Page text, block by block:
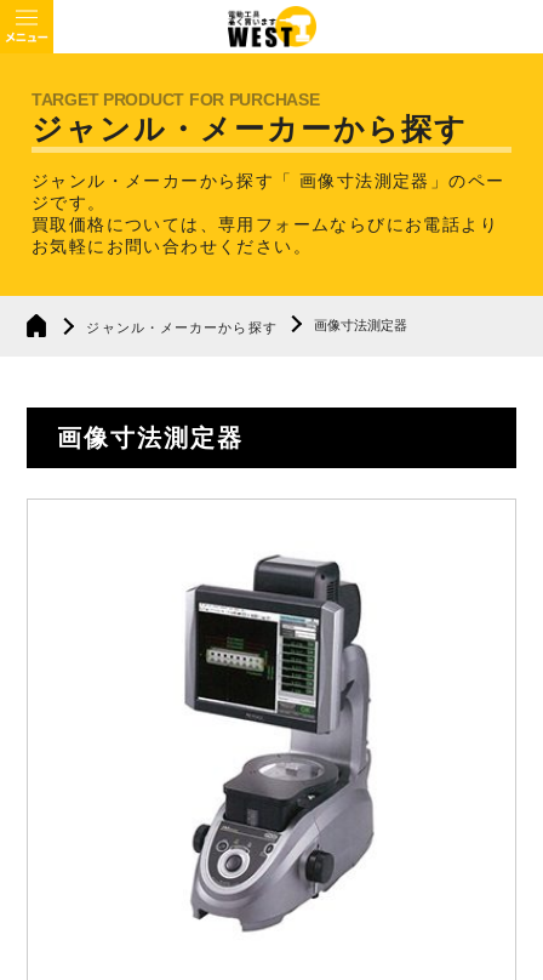
ジャンル・メーカーから探す
ジャンル・メーカーから探す「 画像寸法測定器」のペー
ジです。
買取価格については、専用フォームならびにお電話より
お気軽にお問い合わせください。
ジャンル・メーカーから探す 画像寸法測定器
画像寸法測定器